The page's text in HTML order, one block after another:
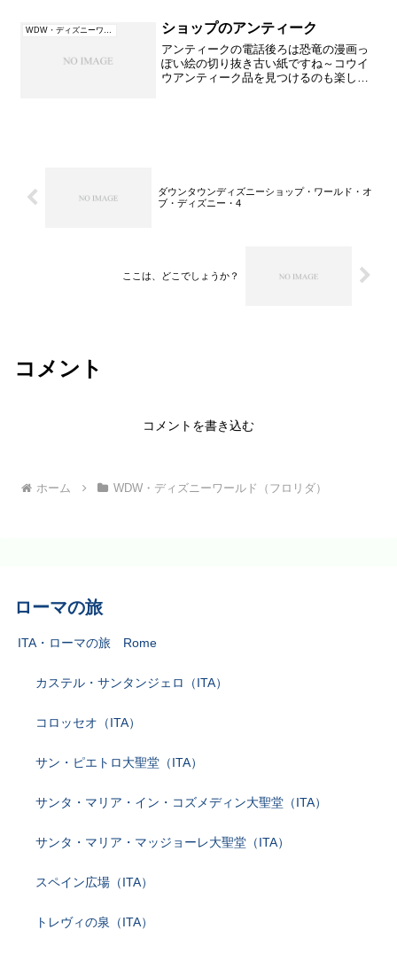
WDW・ディズニーワールド（フロリダ） ショップのアンティーク
アンティークの電話後ろは恐竜の漫画っ
ぽい絵の切り抜き古い紙ですね～コウイ
ウアンティーク品を見つけるのも楽しい
ダウンタウンディズニーショップ・ワールド・オ
ブ・ディズニー・4
ここは、どこでしょうか？
コメント
コメントを書き込む
ホーム WDW・ディズニーワールド（フロリダ）
ローマの旅
ITA・ローマの旅 Rome
カステル・サンタンジェロ（ITA）
コロッセオ（ITA）
サン・ピエトロ大聖堂（ITA）
サンタ・マリア・イン・コズメディン大聖堂（ITA）
サンタ・マリア・マッジョーレ大聖堂（ITA）
スペイン広場（ITA）
トレヴィの泉（ITA）